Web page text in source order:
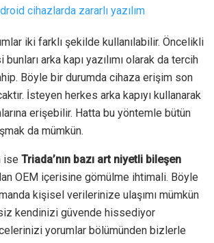
iki farklı şekilde kullanılabilir. Öncelikli
arka kapı yazılımı olarak da tercih
Böyle bir durumda cihaza erişim son
İsteyen herkes arka kapıyı kullanarak
erişebilir. Hatta bu yöntemle bütün
da mümkün.
ise Triada’nın bazı art niyetli bileşen
OEM içerisine gömülme ihtimali. Böyle
kişisel verilerinize ulaşımı mümkün
kendinizi güvende hissediyor
yorumlar bölümünden bizlerle